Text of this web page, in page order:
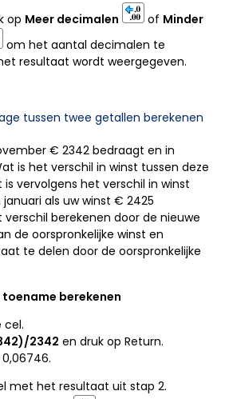
op Meer decimalen of Minder
om het aantal decimalen te
resultaat wordt weergegeven.
tussen twee getallen berekenen
€ 2342 bedraagt en in
is het verschil in winst tussen deze
vervolgens het verschil in winst
als uw winst € 2425
berekenen door de nieuwe
de oorspronkelijke winst en
te delen door de oorspronkelijke
berekenen
cel.
2342 en druk op Return.
met het resultaat uit stap 2.